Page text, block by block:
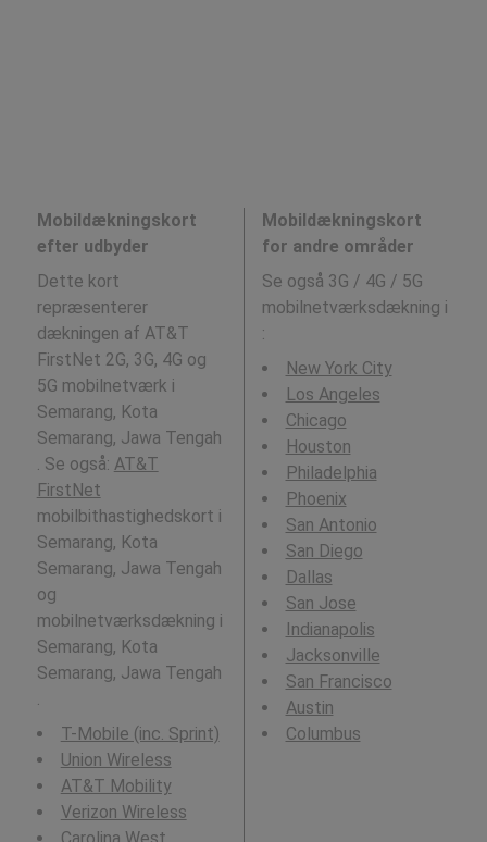
Mobildækningskort
efter udbyder
Dette kort
repræsenterer
dækningen af AT&T
FirstNet 2G, 3G, 4G og
5G mobilnetværk i
Semarang, Kota
Semarang, Jawa Tengah
. Se også: AT&T
FirstNet
mobilbithastighedskort i
Semarang, Kota
Semarang, Jawa Tengah
og
mobilnetværksdækning i
Semarang, Kota
Semarang, Jawa Tengah
T-Mobile (inc. Sprint)
Union Wireless
AT&T Mobility
Verizon Wireless
Carolina West
Mobildækningskort
for andre områder
Se også 3G / 4G / 5G
mobilnetværksdækning i
:
New York City
Los Angeles
Chicago
Houston
Philadelphia
Phoenix
San Antonio
San Diego
Dallas
San Jose
Indianapolis
Jacksonville
San Francisco
Austin
Columbus